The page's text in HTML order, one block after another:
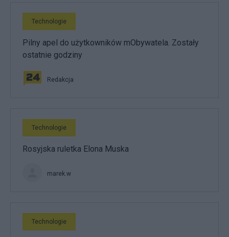
Technologie
Pilny apel do użytkowników mObywatela. Zostały
ostatnie godziny
Redakcja
Technologie
Rosyjska ruletka Elona Muska
marek.w
Technologie